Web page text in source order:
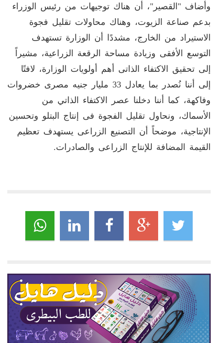
وأضاف "القصير"، أن هناك توجيهات من رئيس الوزراء
بدعم صناعة الزيوت، وهناك محاولات تقليل فجوة
الاستيراد من الخارج، مشددًا أن الوزارة تستهدف
التوسع الأفقى وزيادة مساحة الرقعة الزراعية، مشيراً
إلى تحقيق الاكتفاء الذاتى أهم أولويات الوزارة، لافتًا
إلى أننا نُصدر بما يعادل 33 مليار جنيه مصرى خضروات
وفاكهة، كما أننا دخلنا عصر الاكتفاء الذاتي من
الأسماك، ونحاول تقليل الفجوة فى إنتاج البتلو وتحسين
الإنتاجية، موضحاً أن التصنيع الزراعى يستهدف تعظيم
القيمة المضافة للإنتاج الزراعى والصادرات.